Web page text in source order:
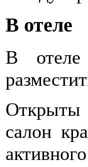
В отеле
В отеле
Открыты
салон